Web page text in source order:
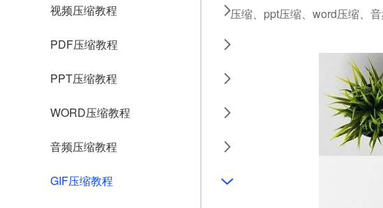
视频压缩教程
PDF压缩教程
PPT压缩教程
WORD压缩教程
音频压缩教程
GIF压缩教程
压缩、ppt压缩、word压缩、